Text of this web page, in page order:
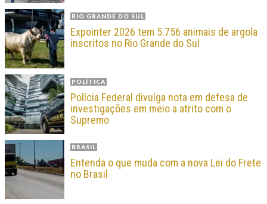
RIO GRANDE DO SUL
Expointer 2026 tem 5.756 animais de argola
inscritos no Rio Grande do Sul
POLÍTICA
Polícia Federal divulga nota em defesa de
investigações em meio a atrito com o
Supremo
BRASIL
Entenda o que muda com a nova Lei do Frete
no Brasil